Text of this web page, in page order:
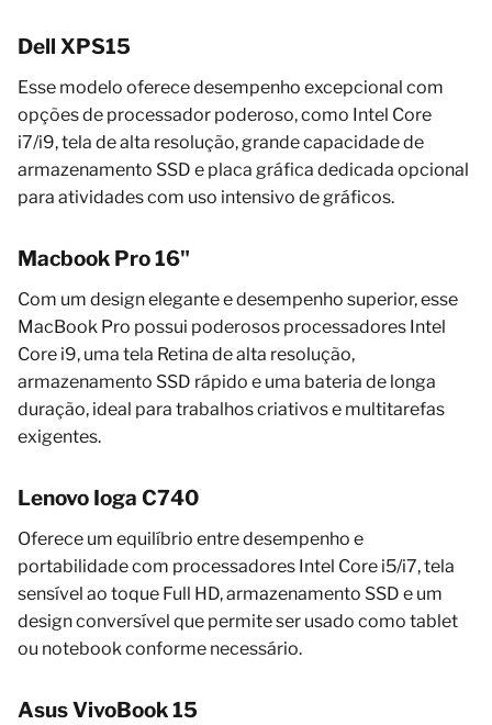
Dell XPS15
Esse modelo oferece desempenho excepcional com
opções de processador poderoso, como Intel Core
i7/i9, tela de alta resolução, grande capacidade de
armazenamento SSD e placa gráfica dedicada opcional
para atividades com uso intensivo de gráficos.
Macbook Pro 16"
Com um design elegante e desempenho superior, esse
MacBook Pro possui poderosos processadores Intel
Core i9, uma tela Retina de alta resolução,
armazenamento SSD rápido e uma bateria de longa
duração, ideal para trabalhos criativos e multitarefas
exigentes.
Lenovo Ioga C740
Oferece um equilíbrio entre desempenho e
portabilidade com processadores Intel Core i5/i7, tela
sensível ao toque Full HD, armazenamento SSD e um
design conversível que permite ser usado como tablet
ou notebook conforme necessário.
Asus VivoBook 15